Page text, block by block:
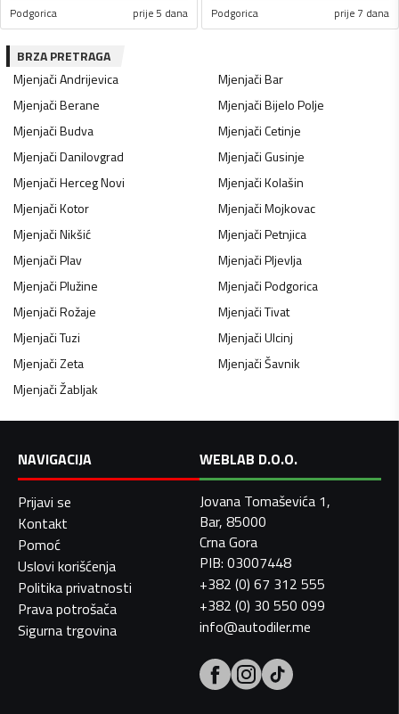
Podgorica prije 5 dana Podgorica prije 7 dana
BRZA PRETRAGA
MjenjačiAndrijevica MjenjačiBar
MjenjačiBerane MjenjačiBijelo Polje
MjenjačiBudva MjenjačiCetinje
MjenjačiDanilovgrad MjenjačiGusinje
MjenjačiHerceg Novi MjenjačiKolašin
MjenjačiKotor MjenjačiMojkovac
MjenjačiNikšić MjenjačiPetnjica
MjenjačiPlav MjenjačiPljevlja
MjenjačiPlužine MjenjačiPodgorica
MjenjačiRožaje MjenjačiTivat
MjenjačiTuzi MjenjačiUlcinj
MjenjačiZeta MjenjačiŠavnik
MjenjačiŽabljak
NAVIGACIJA
Prijavi se
Kontakt
Pomoć
Uslovi korišćenja
Politika privatnosti
Prava potrošača
Sigurna trgovina
WEBLAB D.O.O.
Jovana Tomaševića 1,
Bar, 85000
Crna Gora
PIB: 03007448
+382 (0) 67 312 555
+382 (0) 30 550 099
info@autodiler.me